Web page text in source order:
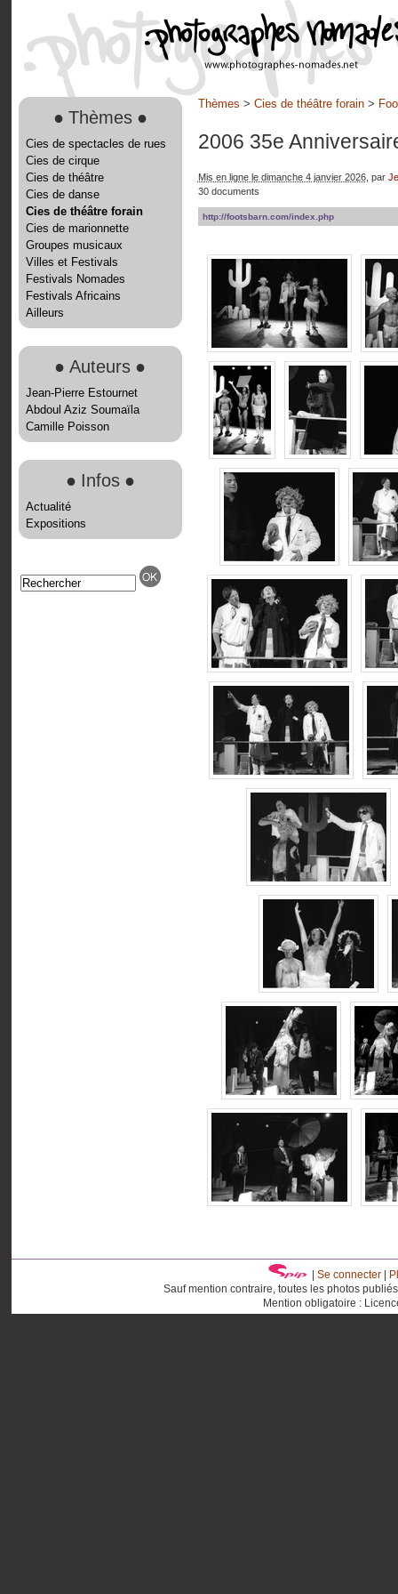
● Thèmes ●
Cies de spectacles de rues
Cies de cirque
Cies de théâtre
Cies de danse
Cies de théâtre forain
Cies de marionnette
Groupes musicaux
Villes et Festivals
Festivals Nomades
Festivals Africains
Ailleurs
● Auteurs ●
Jean-Pierre Estournet
Abdoul Aziz Soumaïla
Camille Poisson
● Infos ●
Actualité
Expositions
Thèmes > Cies de théâtre forain>
2006 35e
Mis en ligne le dimanche 4 janvier 2026, par
30 documents
http://footsbarn.com/index.php
Se connecter|
Sauf mention contraire, toutes les photos
Mention obligatoire :